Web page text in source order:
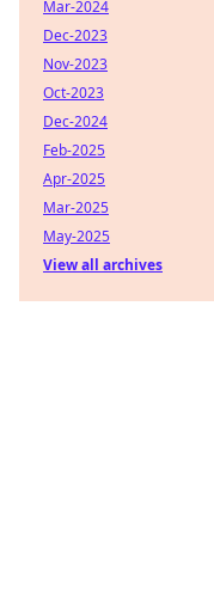
Mar-2024
Dec-2023
Nov-2023
Oct-2023
Dec-2024
Feb-2025
Apr-2025
Mar-2025
May-2025
View all archives